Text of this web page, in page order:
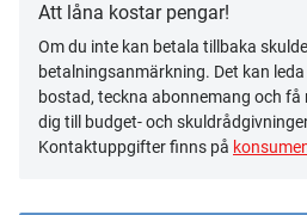
Att låna kostar pengar!
Om du inte kan betala tillbaka
betalningsanmärkning. Det kan
bostad, teckna abonnemang och få
dig till budget- och
Kontaktuppgifter finns på